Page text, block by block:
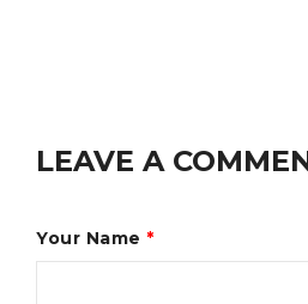
LEAVE A
Your Name *